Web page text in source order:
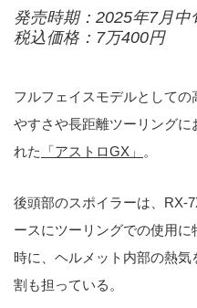
発売時期：2025年7月中
税込価格：7万400円
フルフェイスモデルとして
やすさや長距離ツーリング
れた
「アストロGX」 。
後頭部のスポイラーは、RX-
ースにツーリングでの使用
時に、ヘルメット内部の熱
割も担っている。